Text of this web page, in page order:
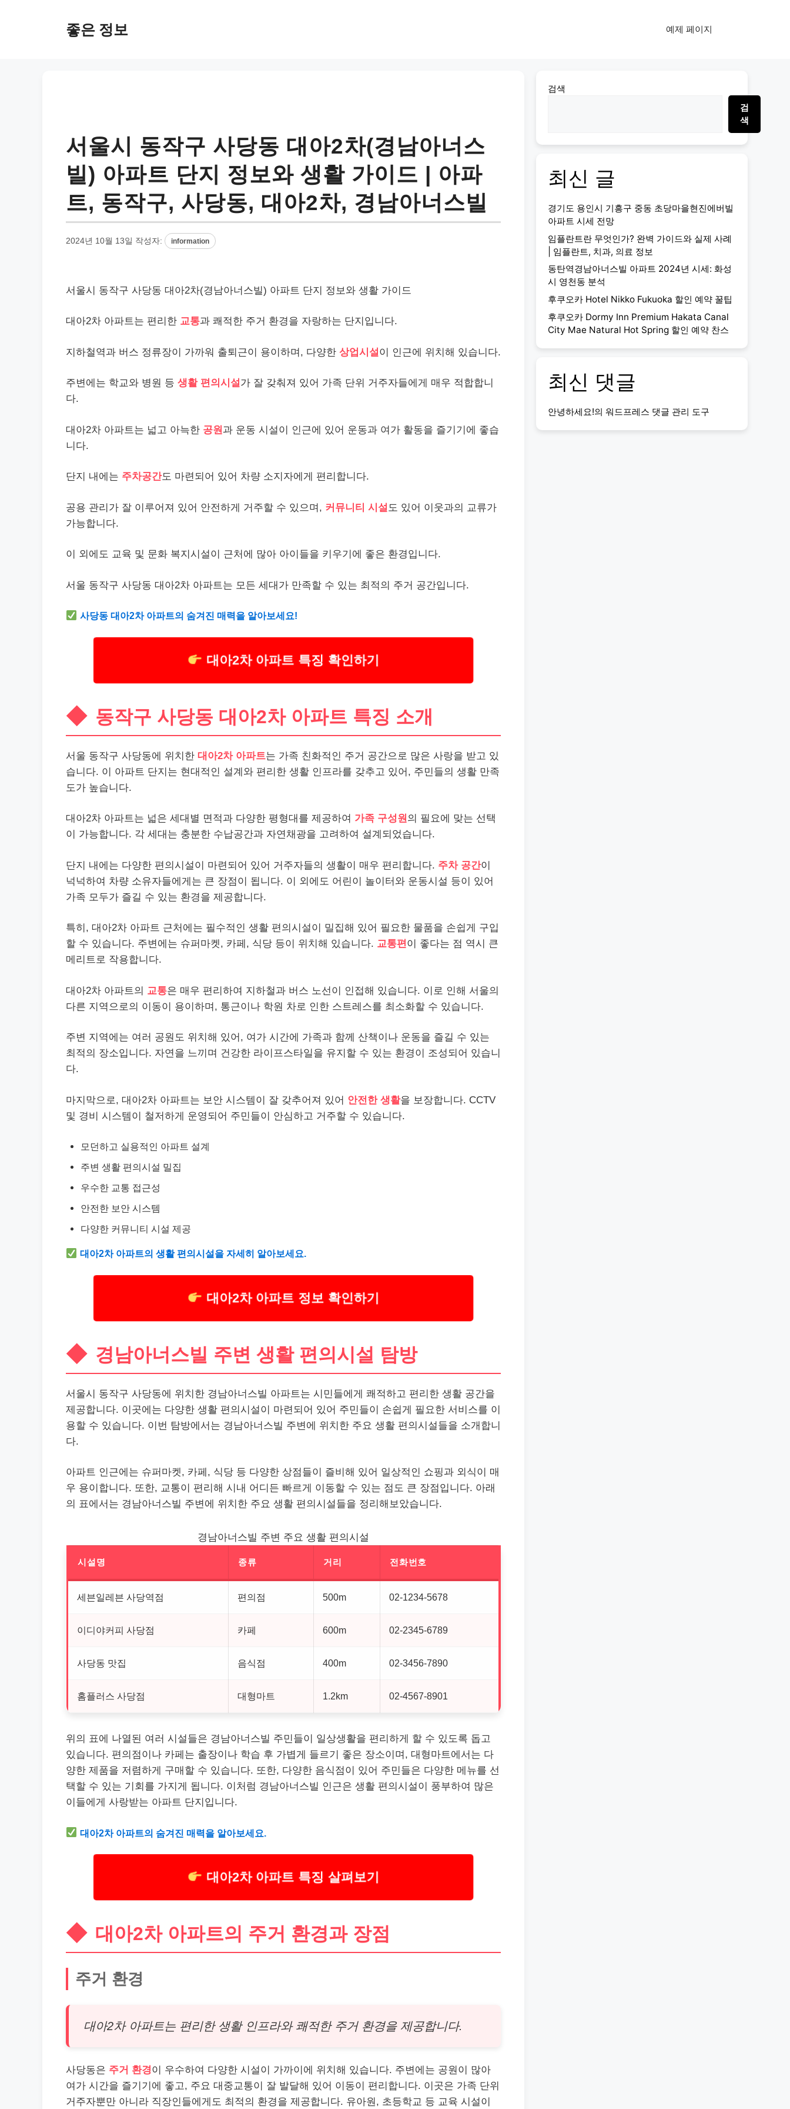
좋은 정보 예제 페이지
서울시 동작구 사당동 대아2차(경남아너스
빌) 아파트 단지 정보와 생활 가이드 | 아파
트, 동작구, 사당동, 대아2차, 경남아너스빌
2024년 10월 13일 작성자: information
서울시 동작구 사당동 대아2차(경남아너스빌) 아파트 단지 정보와 생활 가이드
대아2차 아파트는 편리한 교통과 쾌적한 주거 환경을 자랑하는 단지입니다.
지하철역과 버스 정류장이 가까워 출퇴근이 용이하며, 다양한 상업시설 이 인근에 위치해 있습니다.
주변에는 학교와 병원 등 생활 편의시설가 잘 갖춰져 있어 가족 단위 거주자들에게 매우 적합합니
다.
대아2차 아파트는 넓고 아늑한 공원 과 운동 시설이 인근에 있어 운동과 여가 활동을 즐기기에 좋습
니다.
단지 내에는 주차공간도 마련되어 있어 차량 소지자에게 편리합니다.
공용 관리가 잘 이루어져 있어 안전하게 거주할 수 있으며, 커뮤니티 시설 도 있어 이웃과의 교류가
가능합니다.
이 외에도 교육 및 문화 복지시설이 근처에 많아 아이들을 키우기에 좋은 환경입니다.
서울 동작구 사당동 대아2차 아파트는 모든 세대가 만족할 수 있는 최적의 주거 공간입니다.
사당동 대아2차 아파트의 숨겨진 매력을 알아보세요!
대아2차 아파트 특징 확인하기
동작구 사당동 대아2차 아파트 특징 소개
서울 동작구 사당동에 위치한 대아2차 아파트는 가족 친화적인 주거 공간으로 많은 사랑을 받고 있
습니다. 이 아파트 단지는 현대적인 설계와 편리한 생활 인프라를 갖추고 있어, 주민들의 생활 만족
도가 높습니다.
대아2차 아파트는 넓은 세대별 면적과 다양한 평형대를 제공하여 가족 구성원의 필요에 맞는 선택
이 가능합니다. 각 세대는 충분한 수납공간과 자연채광을 고려하여 설계되었습니다.
단지 내에는 다양한 편의시설이 마련되어 있어 거주자들의 생활이 매우 편리합니다. 주차 공간이
넉넉하여 차량 소유자들에게는 큰 장점이 됩니다. 이 외에도 어린이 놀이터와 운동시설 등이 있어
가족 모두가 즐길 수 있는 환경을 제공합니다.
특히, 대아2차 아파트 근처에는 필수적인 생활 편의시설이 밀집해 있어 필요한 물품을 손쉽게 구입
할 수 있습니다. 주변에는 슈퍼마켓, 카페, 식당 등이 위치해 있습니다. 교통편이 좋다는 점 역시 큰
메리트로 작용합니다.
대아2차 아파트의 교통은 매우 편리하여 지하철과 버스 노선이 인접해 있습니다. 이로 인해 서울의
다른 지역으로의 이동이 용이하며, 통근이나 학원 차로 인한 스트레스를 최소화할 수 있습니다.
주변 지역에는 여러 공원도 위치해 있어, 여가 시간에 가족과 함께 산책이나 운동을 즐길 수 있는
최적의 장소입니다. 자연을 느끼며 건강한 라이프스타일을 유지할 수 있는 환경이 조성되어 있습니
다.
마지막으로, 대아2차 아파트는 보안 시스템이 잘 갖추어져 있어 안전한 생활을 보장합니다. CCTV
및 경비 시스템이 철저하게 운영되어 주민들이 안심하고 거주할 수 있습니다.
모던하고 실용적인 아파트 설계
주변 생활 편의시설 밀집
우수한 교통 접근성
안전한 보안 시스템
다양한 커뮤니티 시설 제공
대아2차 아파트의 생활 편의시설을 자세히 알아보세요.
대아2차 아파트 정보 확인하기
경남아너스빌 주변 생활 편의시설 탐방
서울시 동작구 사당동에 위치한 경남아너스빌 아파트는 시민들에게 쾌적하고 편리한 생활 공간을
제공합니다. 이곳에는 다양한 생활 편의시설이 마련되어 있어 주민들이 손쉽게 필요한 서비스를 이
용할 수 있습니다. 이번 탐방에서는 경남아너스빌 주변에 위치한 주요 생활 편의시설들을 소개합니
다.
아파트 인근에는 슈퍼마켓, 카페, 식당 등 다양한 상점들이 즐비해 있어 일상적인 쇼핑과 외식이 매
우 용이합니다. 또한, 교통이 편리해 시내 어디든 빠르게 이동할 수 있는 점도 큰 장점입니다. 아래
의 표에서는 경남아너스빌 주변에 위치한 주요 생활 편의시설들을 정리해보았습니다.
경남아너스빌 주변 주요 생활 편의시설
시설명 종류 거리 전화번호
세븐일레븐 사당역점 편의점 500m 02-1234-5678
이디야커피 사당점 카페 600m 02-2345-6789
사당동 맛집 음식점 400m 02-3456-7890
홈플러스 사당점 대형마트 1.2km 02-4567-8901
위의 표에 나열된 여러 시설들은 경남아너스빌 주민들이 일상생활을 편리하게 할 수 있도록 돕고
있습니다. 편의점이나 카페는 출장이나 학습 후 가볍게 들르기 좋은 장소이며, 대형마트에서는 다
양한 제품을 저렴하게 구매할 수 있습니다. 또한, 다양한 음식점이 있어 주민들은 다양한 메뉴를 선
택할 수 있는 기회를 가지게 됩니다. 이처럼 경남아너스빌 인근은 생활 편의시설이 풍부하여 많은
이들에게 사랑받는 아파트 단지입니다.
대아2차 아파트의 숨겨진 매력을 알아보세요.
대아2차 아파트 특징 살펴보기
대아2차 아파트의 주거 환경과 장점
주거 환경
대아2차 아파트는 편리한 생활 인프라와 쾌적한 주거 환경을 제공합니다.
사당동은 주거 환경이 우수하여 다양한 시설이 가까이에 위치해 있습니다. 주변에는 공원이 많아
여가 시간을 즐기기에 좋고, 주요 대중교통이 잘 발달해 있어 이동이 편리합니다. 이곳은 가족 단위
거주자뿐만 아니라 직장인들에게도 최적의 환경을 제공합니다. 유아원, 초등학교 등 교육 시설이
검색
검
색
최신 글
경기도 용인시 기흥구 중동 초당마을현진에버빌
아파트 시세 전망
임플란트란 무엇인가? 완벽 가이드와 실제 사례
| 임플란트, 치과, 의료 정보
동탄역경남아너스빌 아파트 2024년 시세: 화성
시 영천동 분석
후쿠오카 Hotel Nikko Fukuoka 할인 예약 꿀팁
후쿠오카 Dormy Inn Premium Hakata Canal
City Mae Natural Hot Spring 할인 예약 찬스
최신 댓글
안녕하세요!의 워드프레스 댓글 관리 도구